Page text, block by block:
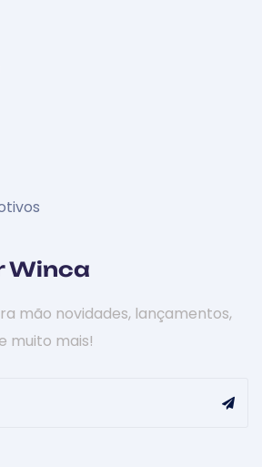
Winca
mão novidades, lançamentos,
muito mais!